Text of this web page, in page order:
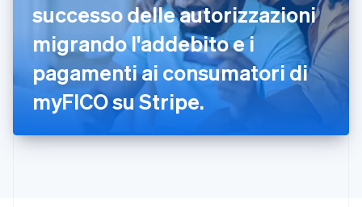
successo delle autorizzazioni
migrando l'addebito e i
pagamenti ai consumatori di
myFICO su Stripe.
English
Irlanda
English
Italia
ItalianoEnglish
Lettonia
English
Liechtenstein